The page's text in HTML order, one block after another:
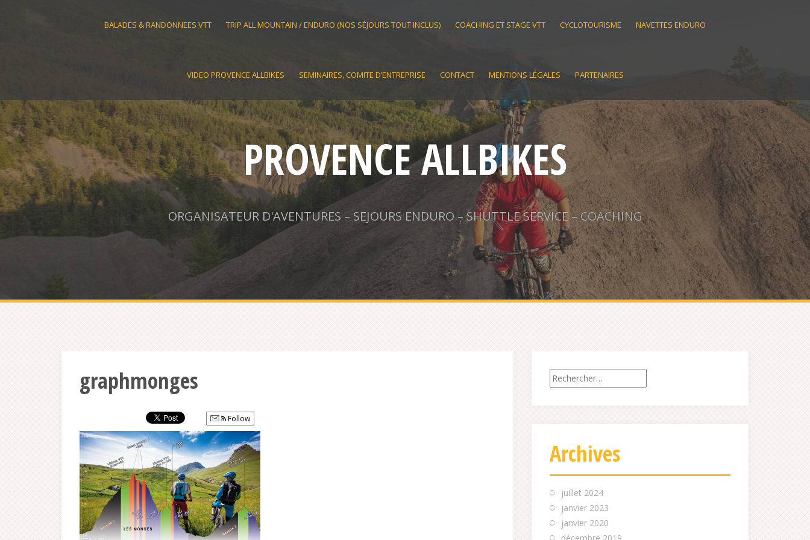
BALADES & RANDONNEES VTT TRIP ALL MOUNTAIN / ENDURO (NOS SÉJOURS TOUT INCLUS) COACHING ET STAGE VTT CYCLOTOURISME NAVETTES ENDURO
VIDEO PROVENCE ALLBIKES SEMINAIRES, COMITE D’ENTREPRISE CONTACT MENTIONS LÉGALES PARTENAIRES
PROVENCE ALLBIKES
ORGANISATEUR D'AVENTURES – SEJOURS ENDURO – SHUTTLE SERVICE – COACHING
graphmonges
Follow
Rechercher :
Archives
juillet 2024
janvier 2023
janvier 2020